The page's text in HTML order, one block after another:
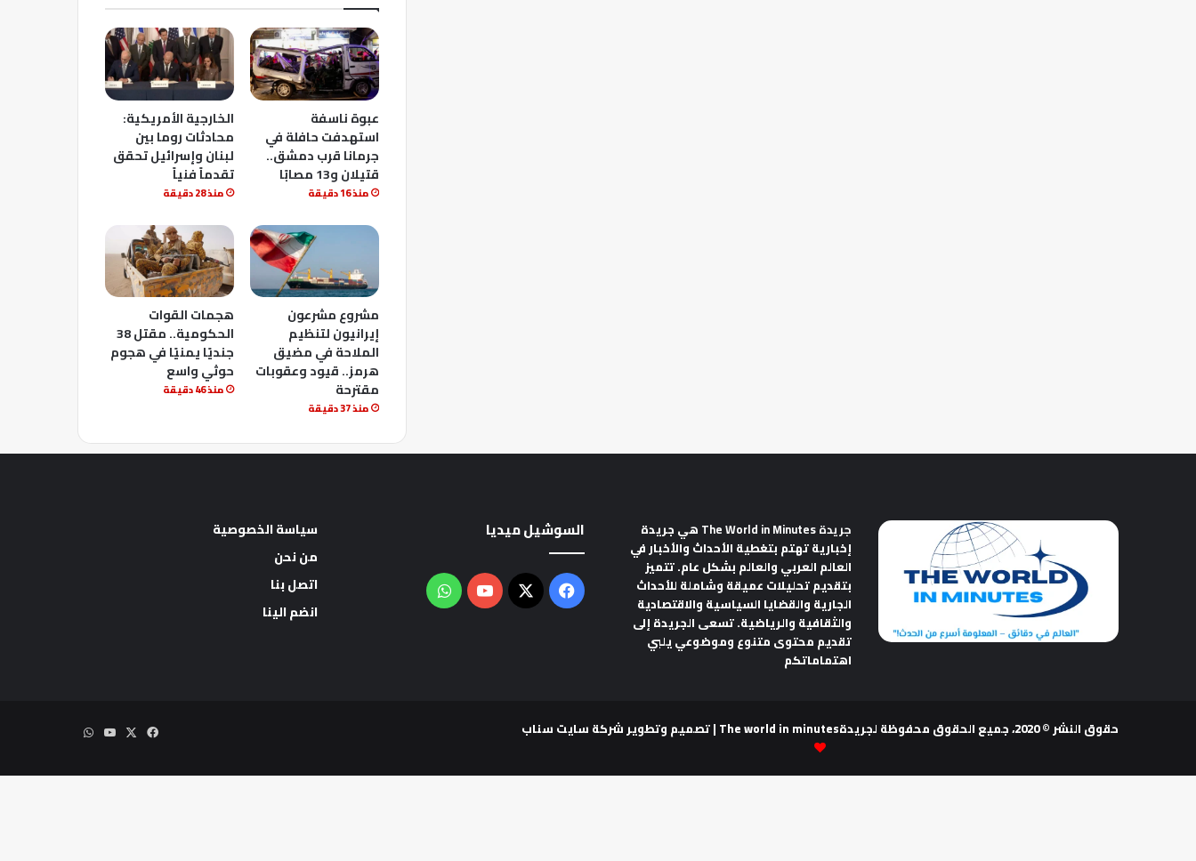
عبوة ناسفة
استهدفت حافلة في
جرمانا قرب دمشق..
قتيلان و13 مصابًا
منذ 16 دقيقة
الخارجية الأمريكية:
محادثات روما بين
لبنان وإسرائيل تحقق
تقدماً فنياً
منذ 28 دقيقة
مشروع مشرعون
إيرانيون لتنظيم
الملاحة في مضيق
هرمز.. قيود وعقوبات
مقترحة
منذ 37 دقيقة
هجمات القوات
الحكومية.. مقتل 38
جنديًا يمنيًا في هجوم
حوثي واسع
منذ 46 دقيقة
جريدة The World in Minutes
هي جريدة
إخبارية تهتم بتغطية الأحداث والأخبار في
العالم العربي والعالم بشكل عام. تتميز
بتقديم تحليلات عميقة وشاملة للأحداث
الجارية والقضايا السياسية والاقتصادية
والثقافية والرياضية. تسعى الجريدة إلى
تقديم محتوى متنوع وموضوعي يلبي
اهتماماتكم
السوشيل ميديا
فيسبوك
‫X
‫YouTubeواتساب
سياسة الخصوصية
من نحن
اتصل بنا
انضم الينا
حقوق النشر © 2020، جميع الحقوق محفوظة لجريدةThe world in minutes | تصميم وتطوير شركة سايت سناب فيسبوك ‫YouTube